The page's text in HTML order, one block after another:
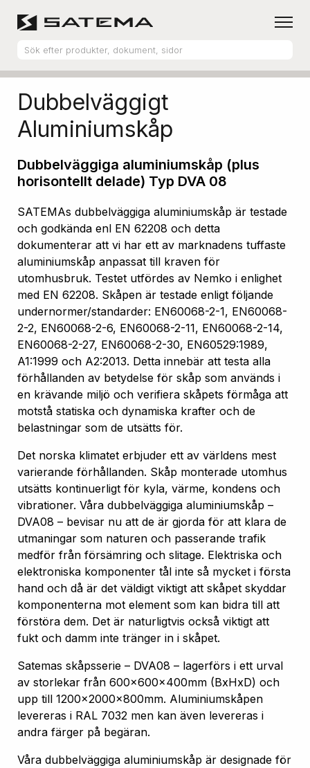
Produktsortiment Aluminiumskåp
Dubbelväggigt
Aluminiumskåp
Dubbelväggiga aluminiumskåp (plus
horisontellt delade) Typ DVA 08
SATEMAs dubbelväggiga aluminiumskåp är testade
och godkända enl EN 62208 och detta
dokumenterar att vi har ett av marknadens tuffaste
aluminiumskåp anpassat till kraven för
utomhusbruk. Testet utfördes av Nemko i enlighet
med EN 62208. Skåpen är testade enligt följande
undernormer/standarder: EN60068-2-1, EN60068-
2-2, EN60068-2-6, EN60068-2-11, EN60068-2-14,
EN60068-2-27, EN60068-2-30, EN60529:1989,
A1:1999 och A2:2013. Detta innebär att testa alla
förhållanden av betydelse för skåp som används i
en krävande miljö och verifiera skåpets förmåga att
motstå statiska och dynamiska krafter och de
belastningar som de utsätts för.
Det norska klimatet erbjuder ett av världens mest
varierande förhållanden. Skåp monterade utomhus
utsätts kontinuerligt för kyla, värme, kondens och
vibrationer. Våra dubbelväggiga aluminiumskåp –
DVA08 – bevisar nu att de är gjorda för att klara de
utmaningar som naturen och passerande trafik
medför från försämring och slitage. Elektriska och
elektroniska komponenter tål inte så mycket i första
hand och då är det väldigt viktigt att skåpet skyddar
komponenterna mot element som kan bidra till att
förstöra dem. Det är naturligtvis också viktigt att
fukt och damm inte tränger in i skåpet.
Satemas skåpsserie – DVA08 – lagerförs i ett urval
av storlekar från 600x600x400mm (BxHxD) och
upp till 1200x2000x800mm. Aluminiumskåpen
levereras i RAL 7032 men kan även levereras i
andra färger på begäran.
Våra dubbelväggiga aluminiumskåp är designade för